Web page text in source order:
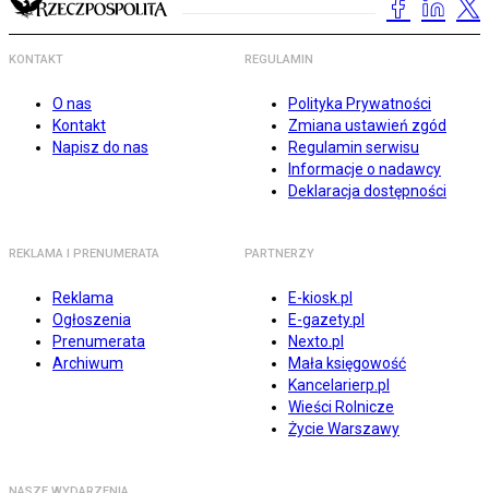
KONTAKT
O nas
Kontakt
Napisz do nas
REGULAMIN
Polityka Prywatności
Zmiana ustawień zgód
Regulamin serwisu
Informacje o nadawcy
Deklaracja dostępności
REKLAMA I PRENUMERATA
Reklama
Ogłoszenia
Prenumerata
Archiwum
PARTNERZY
E-kiosk.pl
E-gazety.pl
Nexto.pl
Mała księgowość
Kancelarierp.pl
Wieści Rolnicze
Życie Warszawy